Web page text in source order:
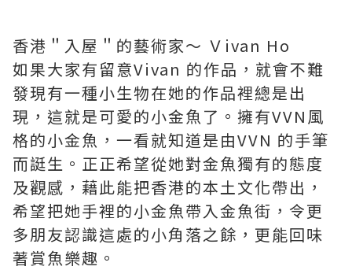
香港＂入屋＂的藝術家～ Ｖivan Ho
如果大家有留意Vivan 的作品，就會不難
發現有一種小生物在她的作品裡總是出
現，這就是可愛的小金魚了。擁有VVN風
格的小金魚，一看就知道是由VVN 的手筆
而誔生。正正希望從她對金魚獨有的態度
及觀感，藉此能把香港的本土文化帶出，
希望把她手裡的小金魚帶入金魚街，令更
多朋友認識這處的小角落之餘，更能回味
著賞魚樂趣。